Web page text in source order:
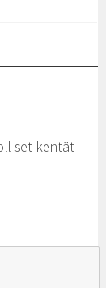
kentät